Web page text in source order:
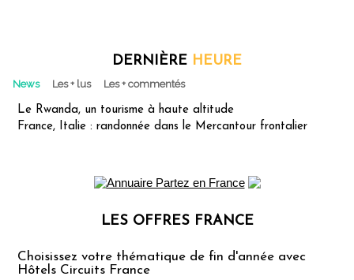
DERNIÈRE HEURE
News Les + lus Les + commentés
Le Rwanda, un tourisme à haute altitude
France, Italie : randonnée dans le Mercantour frontalier
LES OFFRES FRANCE
Choisissez votre thématique de fin d'année avec
Hôtels Circuits France